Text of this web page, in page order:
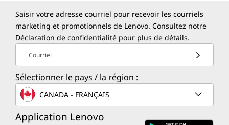
Saisir votre adresse courriel pour recevoir les courriels
marketing et promotionnels de Lenovo. Consultez notre
Déclaration de confidentialité pour plus de détails.
Courriel
Sélectionner le pays / la région :
CANADA - FRANÇAIS
Application Lenovo